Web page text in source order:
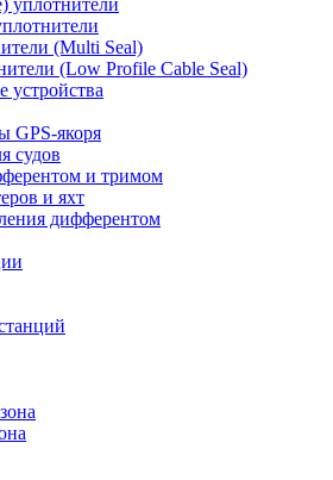
уплотнители
(Multi Seal)
(Low Profile Cable Seal)
устройства
GPS-якоря
судов
и тримом
и яхт
дифферентом